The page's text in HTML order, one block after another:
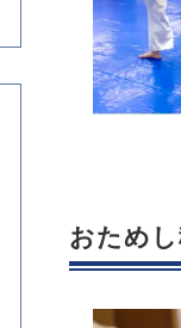
おため